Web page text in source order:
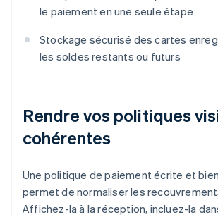
le paiement en une seule étape
Stockage sécurisé des cartes
les soldes restants ou futurs
Rendre vos politiques
cohérentes
Une politique de paiement écrite et
permet de normaliser les
Affichez-la à la réception, incluez-la